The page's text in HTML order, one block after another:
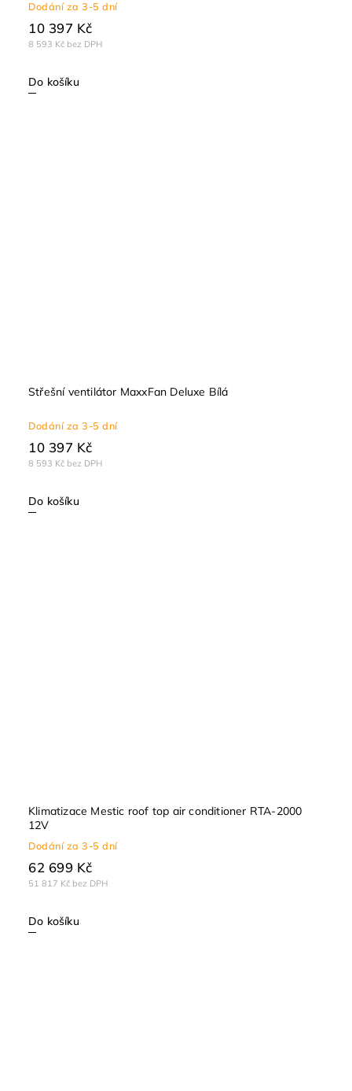
Dodání za 3-5 dní
8 593 Kč bez DPH
10 397 Kč
Do košíku
Střešní ventilátor MaxxFan Deluxe Bílá
Dodání za 3-5 dní
8 593 Kč bez DPH
10 397 Kč
Do košíku
Klimatizace Mestic roof top air conditioner RTA-2000
12V
Dodání za 3-5 dní
51 817 Kč bez DPH
62 699 Kč
Do košíku